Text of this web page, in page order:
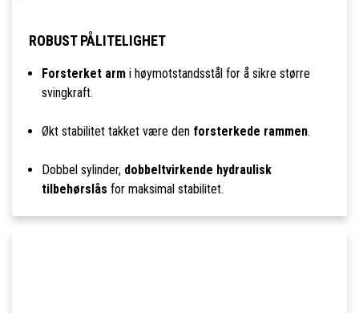
ROBUST PÅLITELIGHET
Forsterket armi høymotstandsstål for å sikre større
svingkraft.
Økt stabilitet takket være den forsterkede rammen.
Dobbel sylinder, dobbeltvirkende hydraulisk
tilbehørslås for maksimal stabilitet.